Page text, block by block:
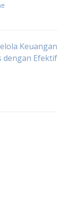
Keuangan
dengan Efektif